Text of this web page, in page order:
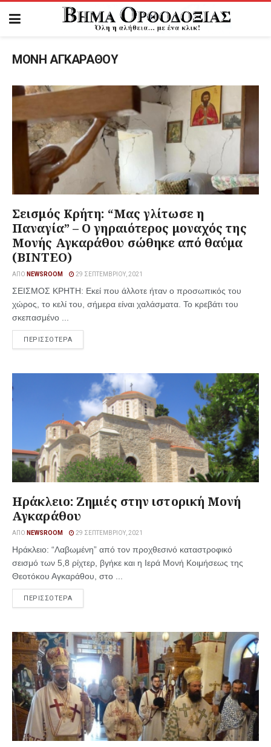
ΜΟΝΗ ΑΓΚΑΡΑΘΟΥ
Σεισμός Κρήτη: “Μας γλίτωσε η
Παναγία” – Ο γηραιότερος μοναχός της
Μονής Αγκαράθου σώθηκε από θαύμα
(ΒΙΝΤΕΟ)
ΑΠΌ NEWSROOM 29 ΣΕΠΤΕΜΒΡΊΟΥ, 2021
ΣΕΙΣΜΟΣ ΚΡΗΤΗ: Εκεί που άλλοτε ήταν ο προσωπικός του
χώρος, το κελί του, σήμερα είναι χαλάσματα. Το κρεβάτι του
σκεπασμένο ...
ΠΕΡΙΣΣΟΤΕΡΑ
Ηράκλειο: Ζημιές στην ιστορική Μονή
Αγκαράθου
ΑΠΌ NEWSROOM 29 ΣΕΠΤΕΜΒΡΊΟΥ, 2021
Ηράκλειο: “Λαβωμένη” από τον προχθεσινό καταστροφικό
σεισμό των 5,8 ρίχτερ, βγήκε και η Ιερά Μονή Κοιμήσεως της
Θεοτόκου Αγκαράθου, στο ...
ΠΕΡΙΣΣΟΤΕΡΑ